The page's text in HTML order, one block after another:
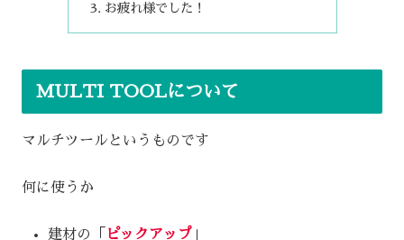
お疲れ様でした！
MULTI TOOLについて
マルチツールというものです
何に使うか
建材の「 ピックアップ 」